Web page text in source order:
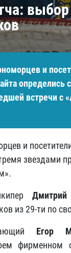
выбор
и
определись
встречи с
и
звездами
из 29-ти по
Егор
фирменном